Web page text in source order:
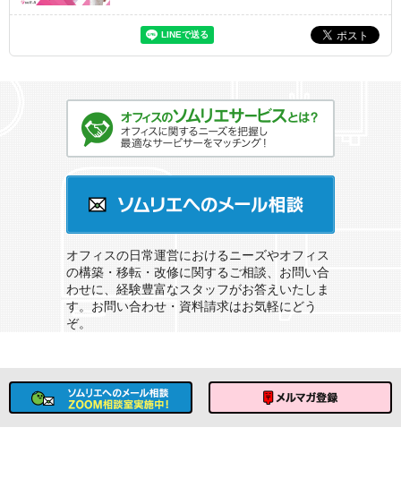
オフィスの日常運営におけるニーズやオフィス
の構築・移転・改修に関するご相談、お問い合
わせに、経験豊富なスタッフがお答えいたしま
す。お問い合わせ・資料請求はお気軽にどう
ぞ。